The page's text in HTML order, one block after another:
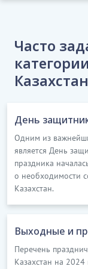
Часто
День
Одним из
является День
праздника
о необходимости
Казахстан.
Выходные и
Перечень
Казахстан на 2024